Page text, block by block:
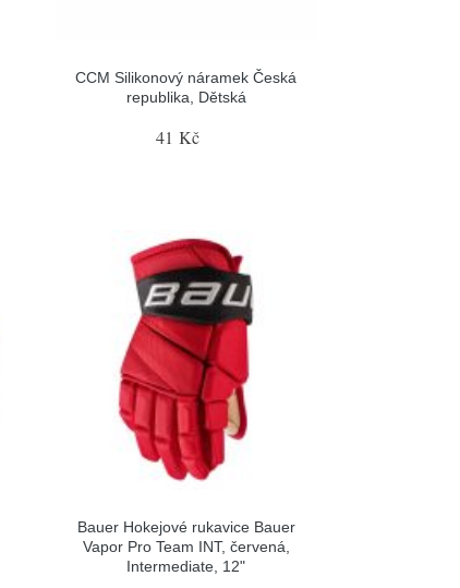
CCM Silikonový náramek Česká
republika, Dětská
41 Kč
Bauer Hokejové rukavice Bauer
Vapor Pro Team INT, červená,
Intermediate, 12"